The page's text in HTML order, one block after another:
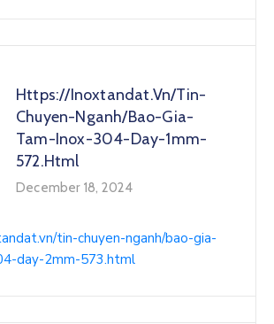
Https://inoxtandat.vn/tin-
Chuyen-Nganh/bao-Gia-
Tam-Inox-304-Day-1mm-
572.html
December 18, 2024
tin-chuyen-nganh/bao-gia-
day-2mm-573.html